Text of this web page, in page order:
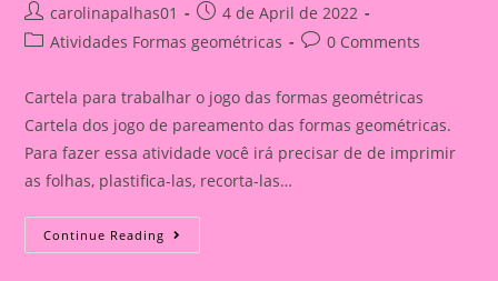
Post
author:
carolinapalhas01
Post
published:
4 de April de 2022
PostAtividades Formas geométricas
Post0 Comments
Cartela para trabalhar o jogo das formas geométricas
Cartela dos jogo de pareamento das formas geométricas.
Para fazer essa atividade você irá precisar de de imprimir
as folhas, plastifica-las, recorta-las…
Continue Reading Jogo
Das